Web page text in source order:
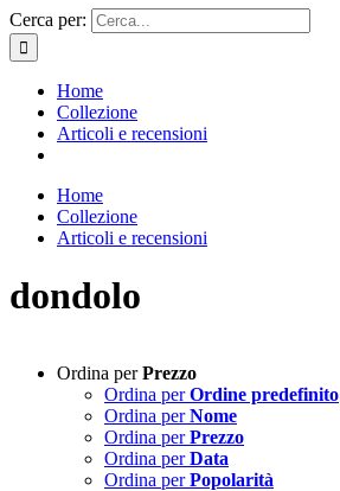
Cerca per:
Home
Collezione
Articoli e recensioni
Home
Collezione
Articoli e recensioni
dondolo
Ordina perPrezzo
Ordina perOrdine predefinito
Ordina perNome
Ordina perPrezzo
Ordina perData
Ordina perPopolarità